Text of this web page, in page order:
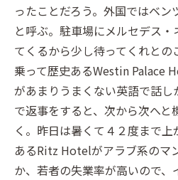
ったことだろう。外国ではベン
と呼ぶ。駐車場にメルセデス
てくるから少し待ってくれと
乗って歴史あるWestin Palace
があまりうまくない英語で話
で返事をすると、次から次へ
く。昨日は暑くて４２度まで
あるRitz Hotelがアラブ系のマ
か、若者の失業率が高いので